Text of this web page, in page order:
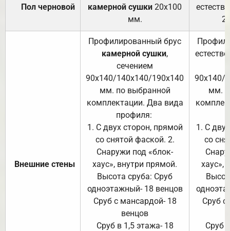
Пол черновой
камерной сушки 20х100
мм.
Внешние стены
Профилированный брус
камерной сушки,
сечением
90х140/140х140/190х140
мм. по выбранной
комплектации. Два вида
профиля:
1. С двух сторон, прямой
со снятой фаской. 2.
Снаружи под «блок-
хаус», внутри прямой.
Высота сруба: Сруб
одноэтажный- 18 венцов
Сруб с мансардой- 18
венцов
Сруб в 1,5 этажа- 18
90х140/
мм.
1. С
со
хаус»,
Сруб с
Сруб